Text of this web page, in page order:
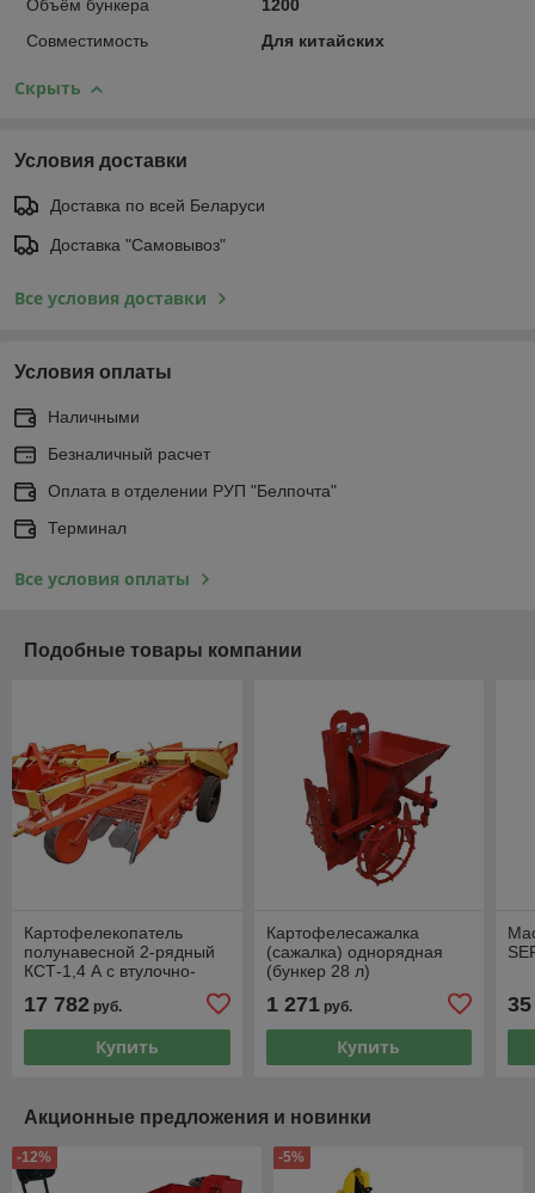
Объём бункера
1200
Совместимость
Для китайских
Скрыть
Условия доставки
Доставка по всей Беларуси
Доставка "Самовывоз"
Все условия доставки
Условия оплаты
Наличными
Безналичный расчет
Оплата в отделении РУП "Белпочта"
Терминал
Все условия оплаты
Подобные товары компании
Картофелекопатель
полунавесной 2-рядный
КСТ-1,4 А с втулочно-
роликовыми элеваторами
17 782 руб.
Купить
Картофелесажалка
(сажалка) однорядная
(бункер 28 л)
1 271руб.
Купить
35
Акционные предложения и новинки
-12% -5%